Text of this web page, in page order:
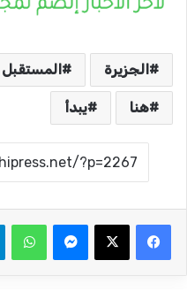
الجزيرة المستقبل
هنا يبدأ
واتساب